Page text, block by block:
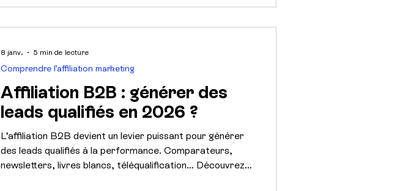
Affiliation B2B : générer des
leads qualifiés en 2026 ?
L’affiliation B2B devient un levier puissant pour générer
des leads qualifiés à la performance. Comparateurs,
newsletters, livres blancs, téléqualification… Découvrez
Comprendre l’affiliation marketing
8 janv. 5 min de lecture